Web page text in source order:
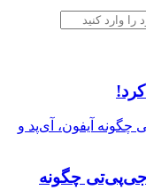
آیفون‌، آی‌پد و
چگونه